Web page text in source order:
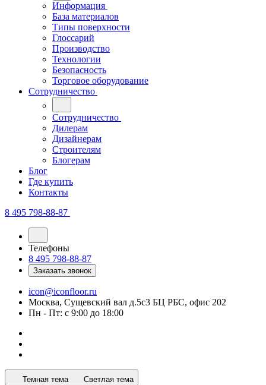
Информация
База материалов
Типы поверхности
Глоссарий
Производство
Технологии
Безопасность
Торговое оборудование
Сотрудничество
Сотрудничество
Дилерам
Дизайнерам
Строителям
Блогерам
Блог
Где купить
Контакты
8 495 798-88-87
Телефоны
8 495 798-88-87
Заказать звонок
icon@iconfloor.ru
Москва, Сущевский вал д.5с3 БЦ РБС, офис 202
Пн - Пт: с 9:00 до 18:00
Темная тема Светлая тема